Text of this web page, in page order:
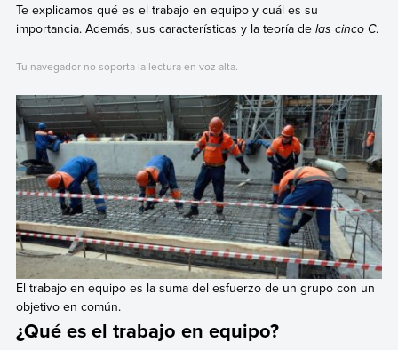
Te explicamos qué es el trabajo en equipo y cuál es su
importancia. Además, sus características y la teoría de las cinco C.
Tu navegador no soporta la lectura en voz alta.
El trabajo en equipo es la suma del esfuerzo de un grupo con un
objetivo en común.
¿Qué es el trabajo en equipo?